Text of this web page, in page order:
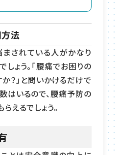
法
されている人がかなり
ょう。「腰痛でお困りの
？」と問いかけるだけで
はいるので、腰痛予防の
えるでしょう。